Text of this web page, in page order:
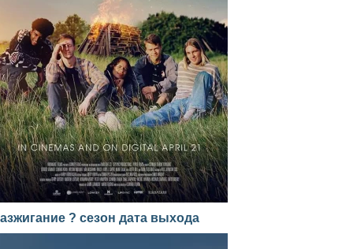
? сезон дата выхода